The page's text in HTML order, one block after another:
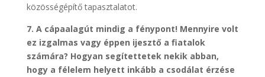
közösségépítő tapasztalatot.
7. A cápaalagút mindig a fénypont! Mennyire volt
ez izgalmas vagy éppen ijesztő a fiatalok
számára? Hogyan segítettetek nekik abban,
hogy a félelem helyett inkább a csodálat érzése